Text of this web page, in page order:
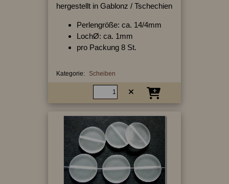
hergestellt in Gablonz / Tschechien
Perlengröße: ca. 14/4mm
LochØ: ca. 1mm
pro Packung 8 St.
Kategorie: Scheiben